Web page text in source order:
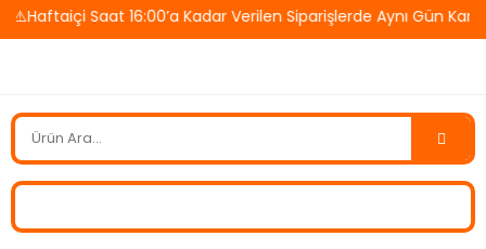
Saat 16:00’a Kadar Verilen Siparişlerde Aynı Gün